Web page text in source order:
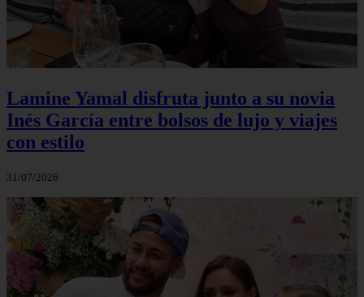
Lamine Yamal disfruta junto a su novia
Inés García entre bolsos de lujo y viajes
con estilo
31/07/2026